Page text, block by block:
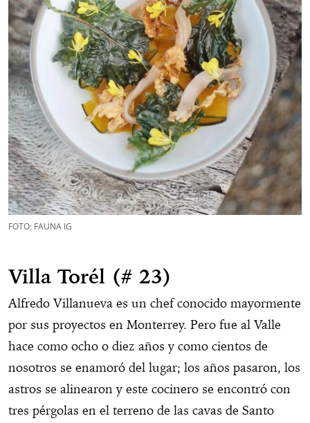
FOTO: FAUNA IG
Villa Torél (# 23)
Alfredo Villanueva es un chef conocido mayormente
por sus proyectos en Monterrey. Pero fue al Valle
hace como ocho o diez años y como cientos de
nosotros se enamoró del lugar; l​​os años pasaron, los
astros se alinearon y este cocinero se encontró con
tres pérgolas en el terreno de las cavas de Santo